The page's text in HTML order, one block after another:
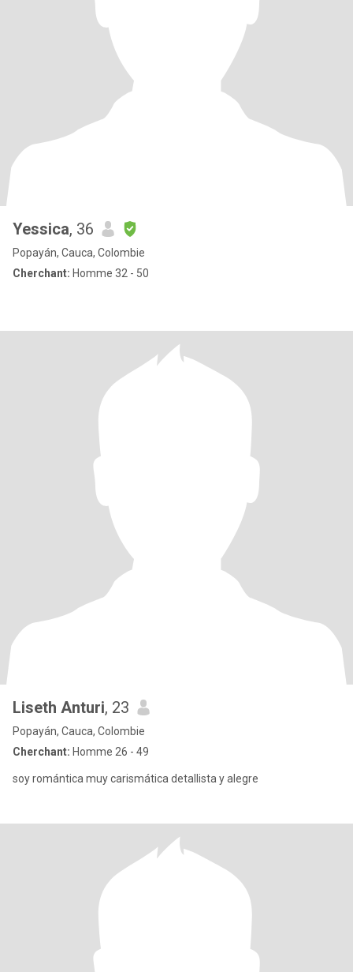
Yessica, 36
Popayán, Cauca, Colombie
Cherchant: Homme 32 - 50
Liseth Anturi, 23
Popayán, Cauca, Colombie
Cherchant: Homme 26 - 49
soy romántica muy carismática detallista y alegre